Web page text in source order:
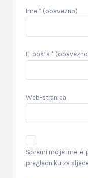
Ime * (obavezno)
E-pošta *
Web-stranica
Spremi moje ime,
pregledniku za